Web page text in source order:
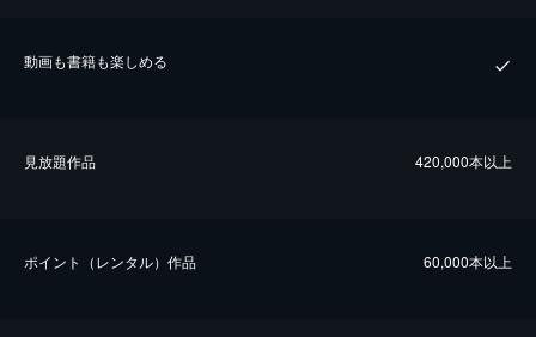
動画も書籍も楽しめる
⾒放題作品 420,000本以上
ポイント（レンタル）作品 60,000本以上